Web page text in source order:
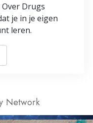
Drugs
je in je eigen
leren.
Network